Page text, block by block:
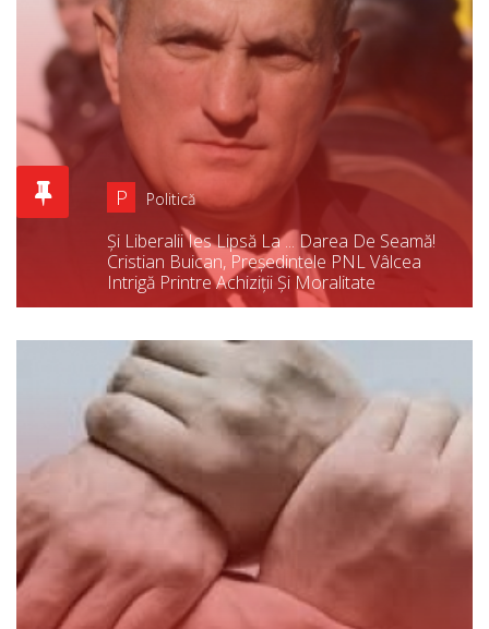
P Politică
Și Liberalii Ies Lipsă La ... Darea De Seamă!
Cristian Buican, Președintele PNL Vâlcea
Intrigă Printre Achiziții Și Moralitate